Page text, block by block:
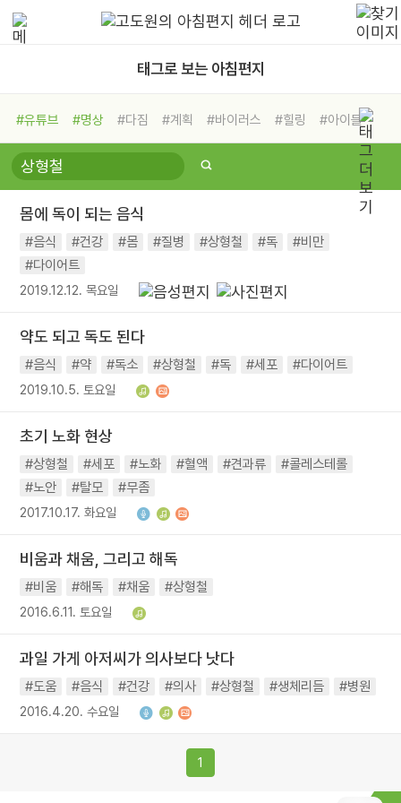
태그로 보는 아침편지
#유튜브 #명상 #다짐 #계획 #바이러스 #힐링
#아이들
#비전캠프
#독서캠프 #삶
#희망
#나눔 #친구 #링컨학교
#독서
#건강 #면역력
몸에 독이 되는 음식
#음식 #건강 #몸 #질병 #상형철 #독
#비만
#다이어트
2019.12.12. 목요일
약도 되고 독도 된다
#음식 #약 #독소 #상형철 #독 #세포 #다이어트
2019.10.5. 토요일
초기 노화 현상
#상형철 #세포 #노화 #혈액 #견과류
#콜레스테롤
#노안
#탈모 #무좀
2017.10.17. 화요일
비움과 채움, 그리고 해독
#비움 #해독 #채움 #상형철
2016.6.11. 토요일
과일 가게 아저씨가 의사보다 낫다
#도움 #음식 #건강 #의사 #상형철 #생체리듬 #병원
2016.4.20. 수요일
1